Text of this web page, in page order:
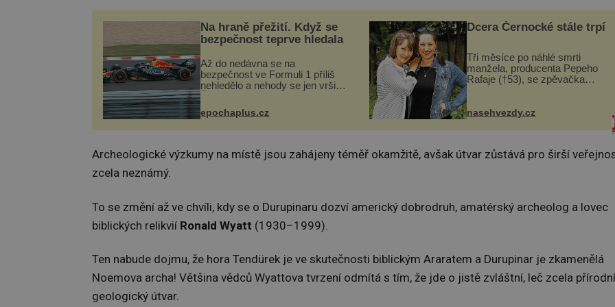
Na hraně přežití. Když se
bezpečnost teprve hledala
Až do nedávna se na
bezpečnost ve Formuli 1 příliš
nehledělo a nehody se jen vršily.
kůži, často s trvalými následky
nebo bohužel i ztrátou života.
Dnes nepochopiteln...
epochaplus.cz
Dcera Černocké stále trpí
Tři měsíce po náhlé smrti
manžela, producenta Pepeho
Rafaje (†53), se zpěvačka
ozvala veřejnosti. Na sociální
nasehvezdy.cz
Archeologické výzkumy na místě jsou zahájeny téměř okamžitě, avšak útvar zůstává pro širší
zcela neznámý.
To se změní až ve chvíli, kdy se o Durupinaru dozví americký dobrodruh, amatérský archeolog a lovec
biblických relikvií Ronald Wyatt (1930–1999).
Ten nabude dojmu, že hora Tendürek je ve skutečnosti biblickým Araratem a Durupinar je zkamenělá
Noemova archa! Většina vědců Wyattova tvrzení odmítá s tím, že jde o jistě zvláštní, leč zcela přírodní
geologický útvar.